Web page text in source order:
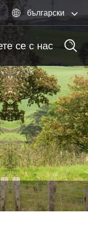
 български
се с нас